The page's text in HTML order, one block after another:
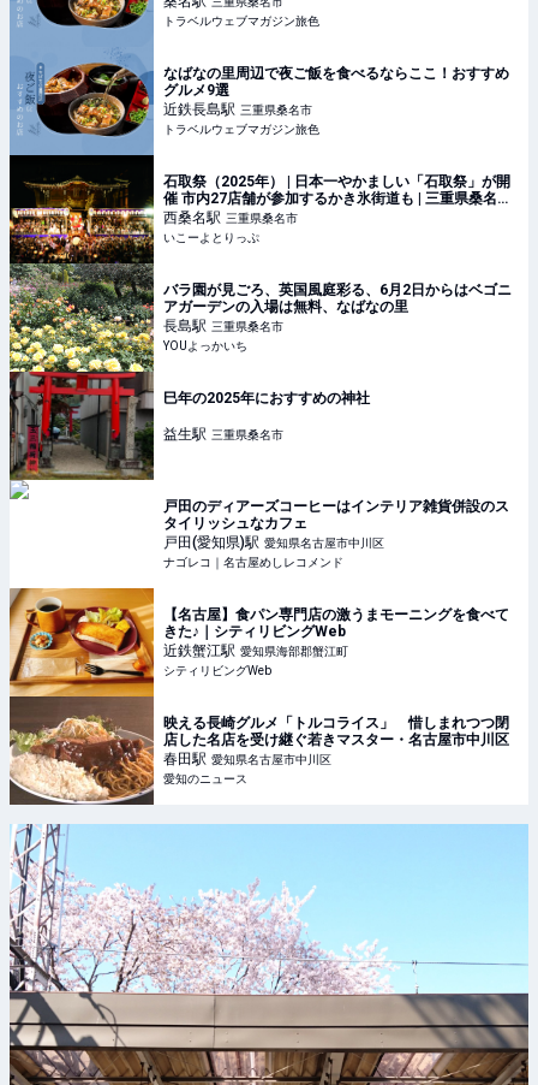
トラベルウェブマガジン旅色
なばなの里周辺で夜ご飯を食べるならここ！おすすめ
グルメ9選
近鉄長島駅 三重県桑名市
トラベルウェブマガジン旅色
石取祭（2025年） | 日本一やかましい「石取祭」が開
催 市内27店舗が参加するかき氷街道も | 三重県桑名市 |
いこーよとりっぷ
西桑名駅 三重県桑名市
いこーよとりっぷ
バラ園が見ごろ、英国風庭彩る、6月2日からはベゴニ
アガーデンの入場は無料、なばなの里
長島駅 三重県桑名市
YOUよっかいち
巳年の2025年におすすめの神社
益生駅 三重県桑名市
戸田のディアーズコーヒーはインテリア雑貨併設のス
タイリッシュなカフェ
戸田(愛知県)駅 愛知県名古屋市中川区
ナゴレコ｜名古屋めしレコメンド
【名古屋】食パン専門店の激うまモーニングを食べて
きた♪｜シティリビングWeb
近鉄蟹江駅 愛知県海部郡蟹江町
シティリビングWeb
映える長崎グルメ「トルコライス」 惜しまれつつ閉
店した名店を受け継ぐ若きマスター・名古屋市中川区
春田駅 愛知県名古屋市中川区
愛知のニュース